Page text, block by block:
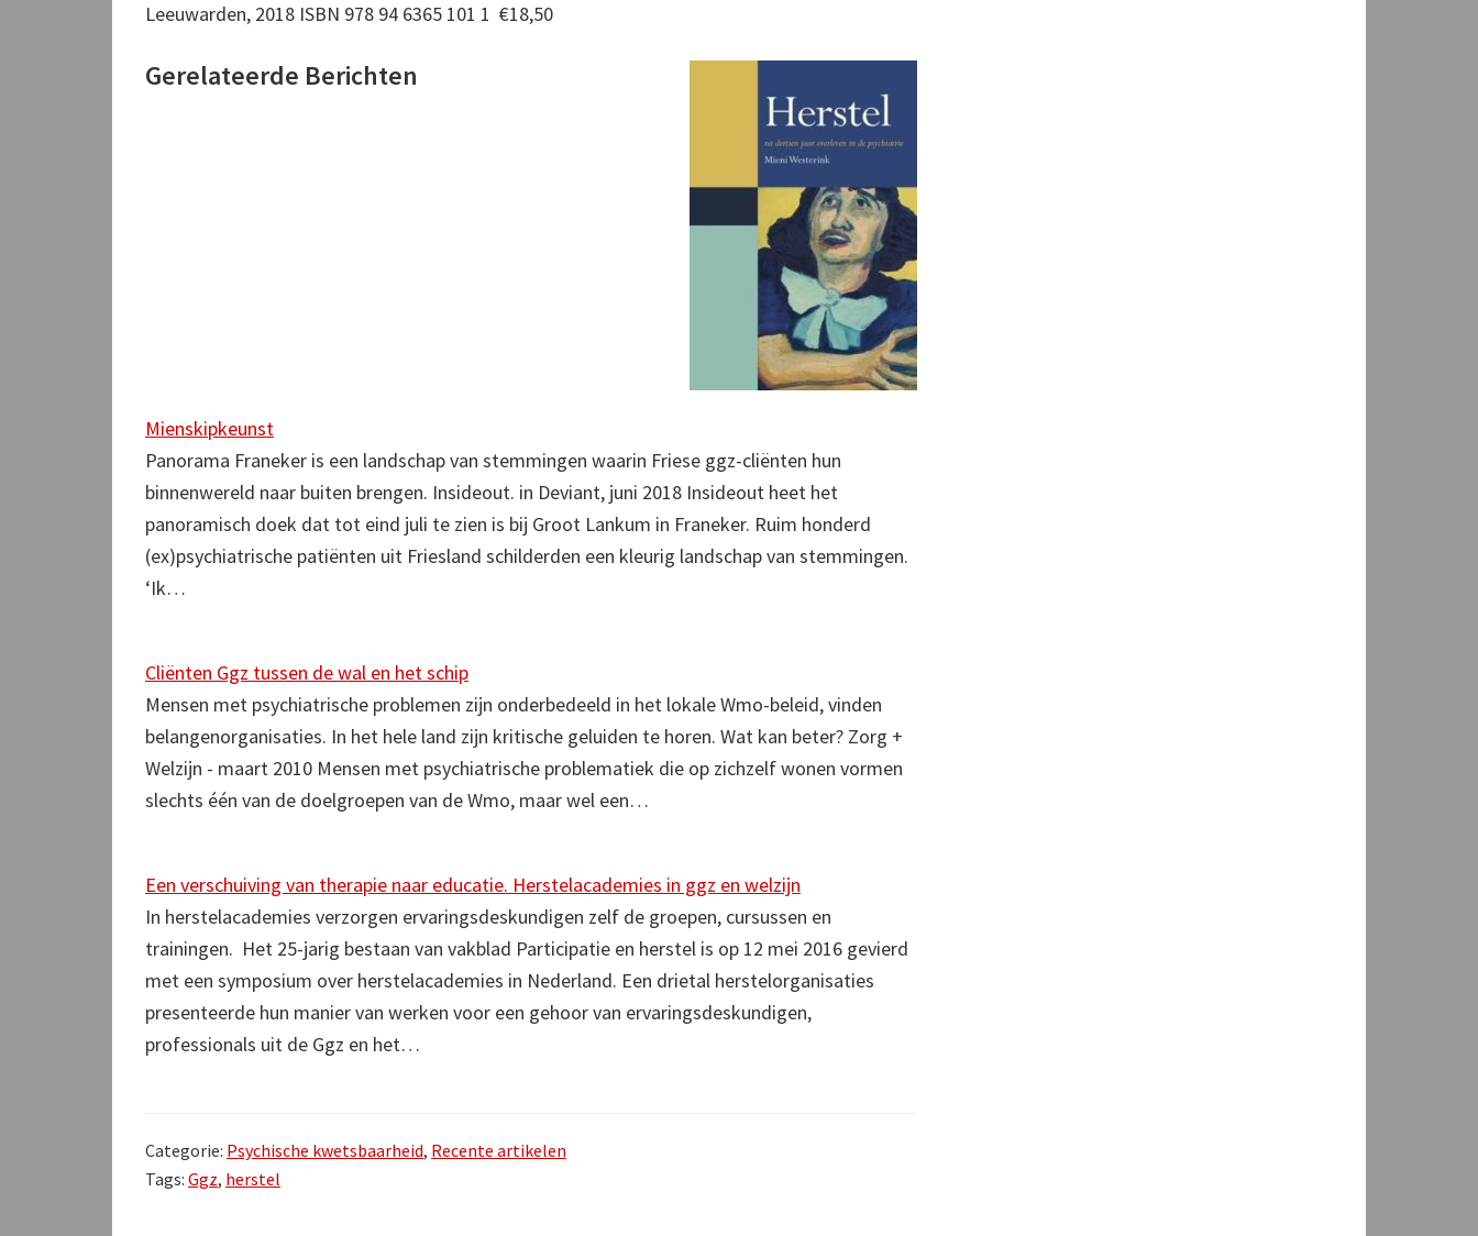
Leeuwarden, 2018 ISBN 978 94 6365 101 1 €18,50
Gerelateerde Berichten
Mienskipkeunst
Panorama Franeker is een landschap van stemmingen waarin Friese ggz-cliënten hun
binnenwereld naar buiten brengen. Insideout. in Deviant, juni 2018 Insideout heet het
panoramisch doek dat tot eind juli te zien is bij Groot Lankum in Franeker. Ruim honderd
(ex)psychiatrische patiënten uit Friesland schilderden een kleurig landschap van stemmingen.
‘Ik…
Cliënten Ggz tussen de wal en het schip
Mensen met psychiatrische problemen zijn onderbedeeld in het lokale Wmo-beleid, vinden
belangenorganisaties. In het hele land zijn kritische geluiden te horen. Wat kan beter? Zorg +
Welzijn - maart 2010 Mensen met psychiatrische problematiek die op zichzelf wonen vormen
slechts één van de doelgroepen van de Wmo, maar wel een…
Een verschuiving van therapie naar educatie. Herstelacademies in ggz en welzijn
In herstelacademies verzorgen ervaringsdeskundigen zelf de groepen, cursussen en
trainingen. Het 25-jarig bestaan van vakblad Participatie en herstel is op 12 mei 2016 gevierd
met een symposium over herstelacademies in Nederland. Een drietal herstelorganisaties
presenteerde hun manier van werken voor een gehoor van ervaringsdeskundigen,
professionals uit de Ggz en het…
Categorie: Psychische kwetsbaarheid, Recente artikelen
Tags: Ggz, herstel